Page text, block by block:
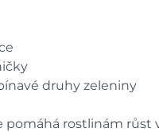
druhy zeleniny
pomáhá rostlinám růst